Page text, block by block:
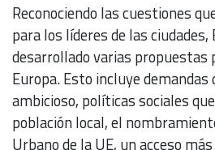
Reconociendo las cuestiones
para los líderes de las
desarrollado varias
Europa. Esto incluye demandas
ambicioso, políticas sociales
población local, el
Urbano de la UE, un acceso